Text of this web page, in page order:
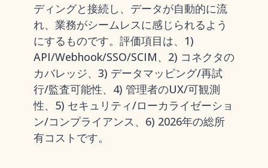
ディングと接続し、データが自動的に流
れ、業務がシームレスに感じられるよう
にするものです。評価項目は、1)
API/Webhook/SSO/SCIM、2) コネクタの
カバレッジ、3) データマッピング/再試
行/監査可能性、4) 管理者のUX/可観測
性、5) セキュリティ/ローカライゼーショ
ン/コンプライアンス、6) 2026年の総所
有コストです。